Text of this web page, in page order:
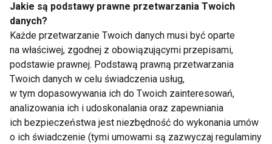
poprawić postawęPokaż więcej
Schorzenia kręgosłupa
Jakie są podstawy prawne przetwarzania Twoich
danych?
Każde przetwarzanie Twoich danych musi być oparte
na właściwej, zgodnej z obowiązującymi przepisami,
podstawie prawnej. Podstawą prawną przetwarzania
Twoich danych w celu świadczenia usług,
w tym dopasowywania ich do Twoich zainteresowań,
analizowania ich i udoskonalania oraz zapewniania
ich bezpieczeństwa jest niezbędność do wykonania umów
o ich świadczenie (tymi umowami są zazwyczaj regulaminy